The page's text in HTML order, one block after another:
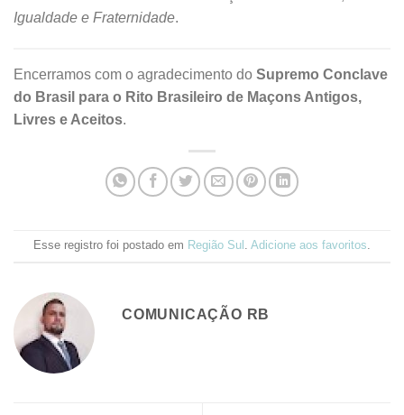
Igualdade e Fraternidade.
Encerramos com o agradecimento do Supremo Conclave
do Brasil para o Rito Brasileiro de Maçons Antigos,
Livres e Aceitos.
Esse registro foi postado em Região Sul . Adicione aos favoritos.
COMUNICAÇÃO RB